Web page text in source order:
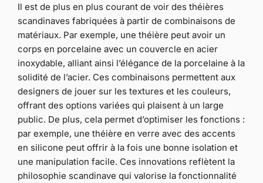
Il est de plus en plus courant de voir des théières
scandinaves fabriquées à partir de combinaisons de
matériaux. Par exemple, une théière peut avoir un
corps en porcelaine avec un couvercle en acier
inoxydable, alliant ainsi l’élégance de la porcelaine à la
solidité de l’acier. Ces combinaisons permettent aux
designers de jouer sur les textures et les couleurs,
offrant des options variées qui plaisent à un large
public. De plus, cela permet d’optimiser les fonctions :
par exemple, une théière en verre avec des accents
en silicone peut offrir à la fois une bonne isolation et
une manipulation facile. Ces innovations reflètent la
philosophie scandinave qui valorise la fonctionnalité